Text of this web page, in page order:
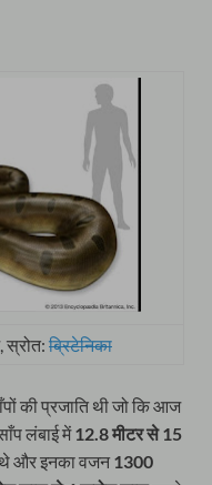
स्रोत: ब्रिटेनिका
की प्रजाति थी जो कि आज
लंबाई में12.8 मीटर से 15
और इनका वजन1300